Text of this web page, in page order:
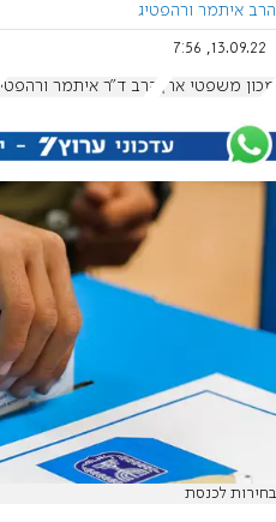
הרב איתמר ורהפטיג
13.09.22, 7:56
מכון משפטי ארץ הרב ד"ר איתמר ורהפטיג
בחירות לכנסת